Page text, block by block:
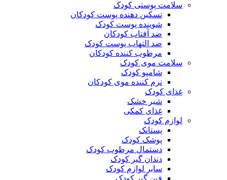
سلامت پوستی کودک
تسکین دهنده پوست کودکان
شوینده پوست کودک
ضد آفتاب کودکان
ضد التهاب پوست کودک
مرطوب کننده کودکان
سلامت موی کودک
شامپو کودک
نرم کننده موی کودکان
غذای کودک
شیر خشک
غذای کمکی
لوازم کودک
پستانک
پوشک کودک
دستمال مرطوب کودک
دندان گیر کودک
سایر لوازم کودک
فین گیر کودک